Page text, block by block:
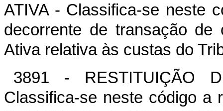
ATIVA - Classifica-se neste
decorrente de transação
Ativa relativa às custas do
3891 - RESTITUIÇÃO
Classifica-se neste código a